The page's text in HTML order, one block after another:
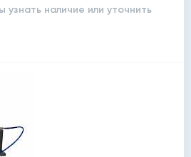
узнать наличие или уточнить